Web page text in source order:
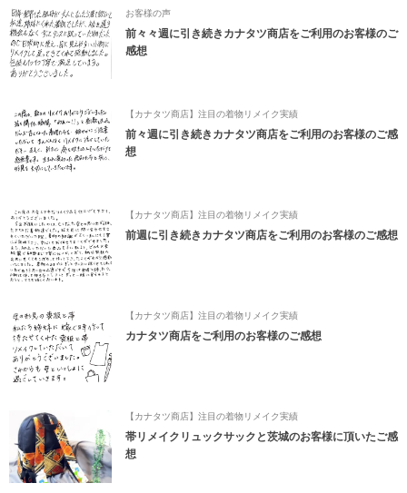
お客様の声
前々々週に引き続きカナタツ商店をご利用のお客様のご
感想
【カナタツ商店】注目の着物リメイク実績
前々週に引き続きカナタツ商店をご利用のお客様のご感
想
【カナタツ商店】注目の着物リメイク実績
前週に引き続きカナタツ商店をご利用のお客様のご感想
【カナタツ商店】注目の着物リメイク実績
カナタツ商店をご利用のお客様のご感想
【カナタツ商店】注目の着物リメイク実績
帯リメイクリュックサックと茨城のお客様に頂いたご感
想